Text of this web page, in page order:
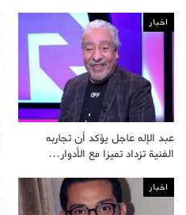
اخبار
عبد الإله عاجل يؤكد أن تجاربه
الفنية تزداد تميزا مع الأدوار…
اخبار